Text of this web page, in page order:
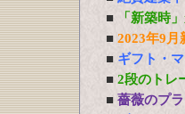
■
「新築時
■ 2023年9月
■ ギフト・
■ 2段のトレ
■ 薔薇のプ